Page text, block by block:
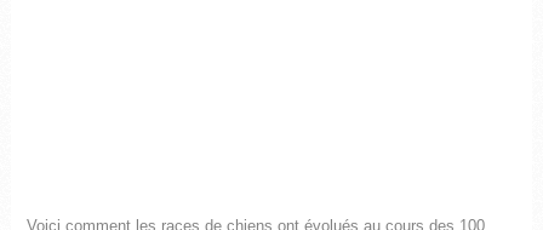
Voici comment les races de chiens ont évolués au cours des 100